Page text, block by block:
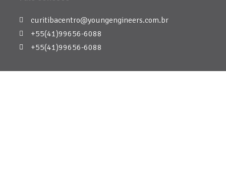
curitibacentro@youngengineers.com.br
+55(41)99656-6088
+55(41)99656-6088